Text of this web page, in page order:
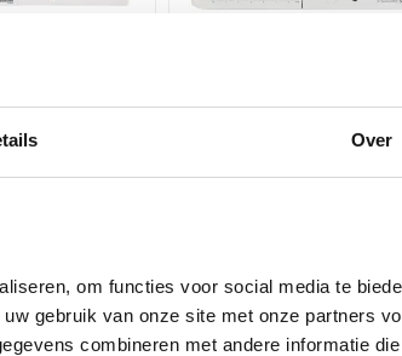
Over
om functies voor social media te
gebruik van onze site met onze partners
combineren met andere informatie
€ 2.099,00